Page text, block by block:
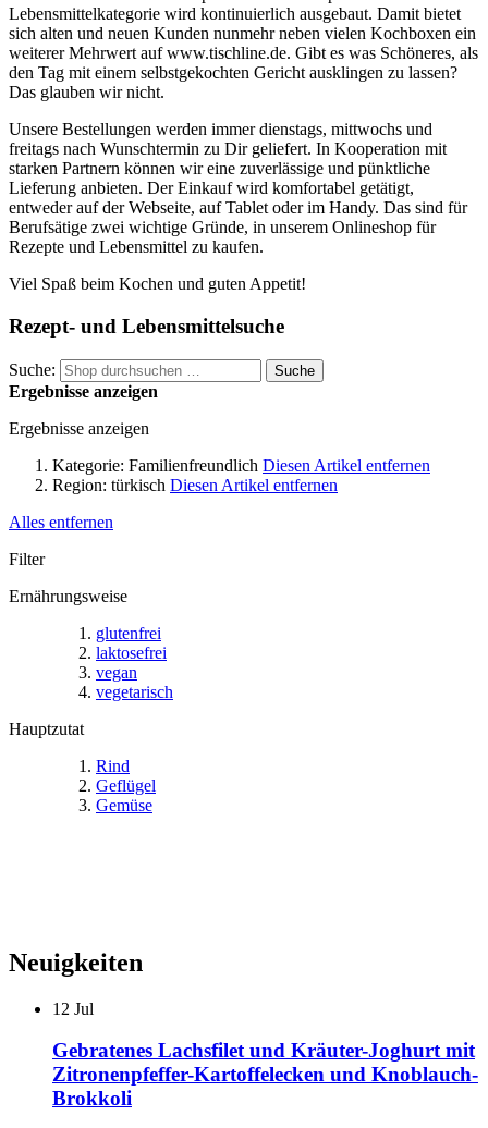
Lebensmittelkategorie wird kontinuierlich ausgebaut. Damit bietet
sich alten und neuen Kunden nunmehr neben vielen Kochboxen ein
weiterer Mehrwert auf www.tischline.de. Gibt es was Schöneres, als
den Tag mit einem selbstgekochten Gericht ausklingen zu lassen?
Das glauben wir nicht.
Unsere Bestellungen werden immer dienstags, mittwochs und
freitags nach Wunschtermin zu Dir geliefert. In Kooperation mit
starken Partnern können wir eine zuverlässige und pünktliche
Lieferung anbieten. Der Einkauf wird komfortabel getätigt,
entweder auf der Webseite, auf Tablet oder im Handy. Das sind für
Berufsätige zwei wichtige Gründe, in unserem Onlineshop für
Rezepte und Lebensmittel zu kaufen.
Viel Spaß beim Kochen und guten Appetit!
Rezept- und Lebensmittelsuche
Suche: Suche
Ergebnisse anzeigen
Ergebnisse anzeigen
Kategorie: Familienfreundlich Diesen Artikel entfernen
Region: türkisch Diesen Artikel entfernen
Alles entfernen
Filter
Ernährungsweise
glutenfrei
laktosefrei
vegan
vegetarisch
Hauptzutat
Rind
Geflügel
Gemüse
Neuigkeiten
12 Jul
Gebratenes Lachsfilet und Kräuter-Joghurt mit
Zitronenpfeffer-Kartoffelecken und Knoblauch-
Brokkoli